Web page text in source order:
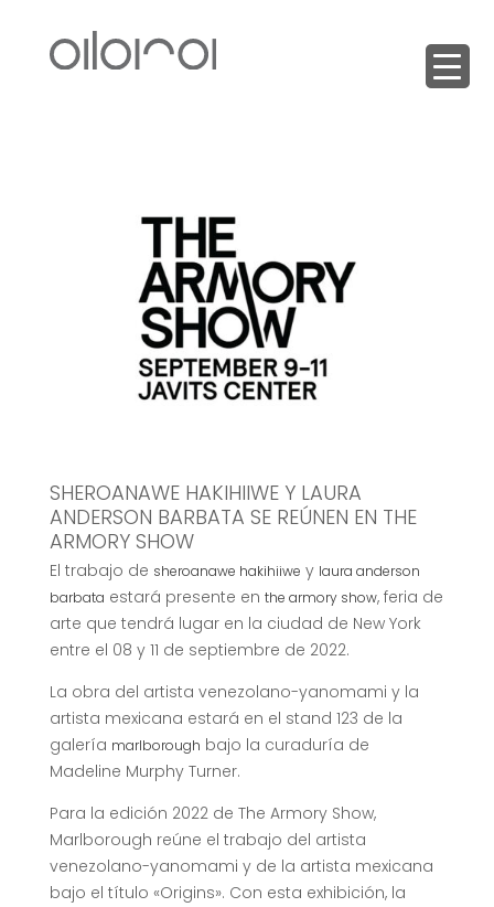
SHEROANAWE HAKIHIIWE Y LAURA
ANDERSON BARBATA SE REÚNEN EN THE
ARMORY SHOW
El trabajo de sheroanawe hakihiiwe y laura anderson
barbata estará presente en the armory show, feria de
arte que tendrá lugar en la ciudad de New York
entre el 08 y 11 de septiembre de 2022.
La obra del artista venezolano-yanomami y la
artista mexicana estará en el stand 123 de la
galería marlborough bajo la curaduría de
Madeline Murphy Turner.
Para la edición 2022 de The Armory Show,
Marlborough reúne el trabajo del artista
venezolano-yanomami y de la artista mexicana
bajo el título «Origins». Con esta exhibición, la